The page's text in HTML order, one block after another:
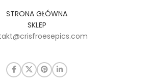
STRONA GŁÓWNA
SKLEP